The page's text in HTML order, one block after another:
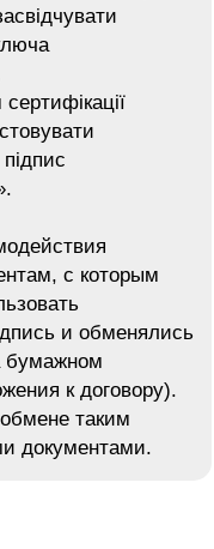
с которым
и обменялись
бумажном
к договору).
таким
документами.